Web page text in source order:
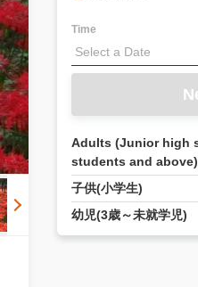
Time
Adults (Junior high
students and above)
子供(小学生)
幼児(3歳～未就学児)